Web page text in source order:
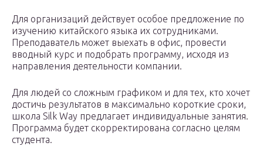
Для организаций действует особое предложение по
изучению китайского языка их сотрудниками.
Преподаватель может выехать в офис, провести
вводный курс и подобрать программу, исходя из
направления деятельности компании.
Для людей со сложным графиком и для тех, кто хочет
достичь результатов в максимально короткие сроки,
школа Silk Way предлагает индивидуальные занятия.
Программа будет скорректирована согласно целям
студента.